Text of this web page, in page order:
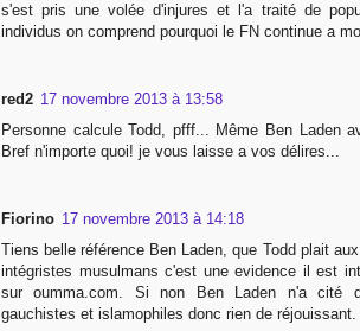
s'est pris une volée d'injures et l'a traité de
individus on comprend pourquoi le FN continue a
red2 17 novembre 2013 à 13:58
Personne calcule Todd, pfff... Même Ben Laden
Bref n'importe quoi! je vous laisse a vos délires...
Fiorino 17 novembre 2013 à 14:18
Tiens belle référence Ben Laden, que Todd plait
intégristes musulmans c'est une evidence il est
sur oumma.com. Si non Ben Laden n'a cité
gauchistes et islamophiles donc rien de réjouissant.